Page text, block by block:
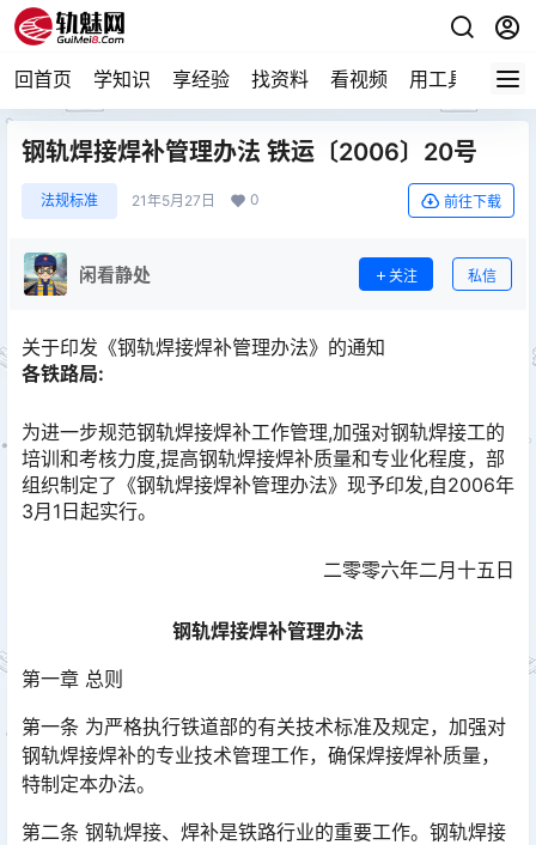
回首页 学知识 享经验 找资料 看视频 用工具 论技
钢轨焊接焊补管理办法 铁运〔2006〕20号
法规标准 21年5月27日 0 前往下载
闲看静处 关注 私信
关于印发《钢轨焊接焊补管理办法》的通知
各铁路局:
为进一步规范钢轨焊接焊补工作管理,加强对钢轨焊接工的
培训和考核力度,提高钢轨焊接焊补质量和专业化程度，部
组织制定了《钢轨焊接焊补管理办法》现予印发,自2006年
3月1日起实行。󠅅󠅃󠄵󠅂󠄪󠇖󠆨󠆨󠇕󠆞󠆒󠅬󠇘󠆭󠆘󠇙󠆝󠅵󠇗󠆭󠆁󠄐󠇗󠅹󠅸󠇖󠆍󠅳󠇖󠅹󠅰󠇖󠆌󠅹
二零零六年二月十五日
钢轨焊接焊补管理办法
第一章 总则
第一条 为严格执行铁道部的有关技术标准及规定，加强对
钢轨焊接焊补的专业技术管理工作，确保焊接焊补质量，
特制定本办法。
第二条 钢轨焊接、焊补是铁路行业的重要工作。钢轨焊接